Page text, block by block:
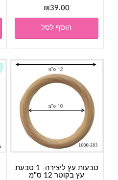
₪39.00
הוסף לסל
טבעות עץ ליצירה- 1 טבעת
עץ בקוטר 12 ס"מ